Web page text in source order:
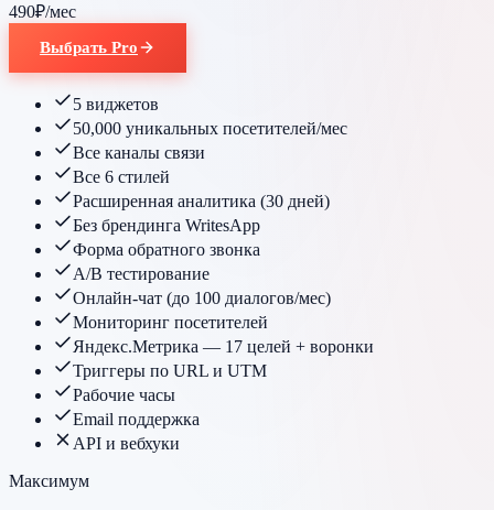
490₽/мес
Выбрать Pro
5 виджетов
50,000 уникальных посетителей/мес
Все каналы связи
Все 6 стилей
Расширенная аналитика (30 дней)
Без брендинга WritesApp
Форма обратного звонка
A/B тестирование
Онлайн-чат (до 100 диалогов/мес)
Мониторинг посетителей
Яндекс.Метрика — 17 целей + воронки
Триггеры по URL и UTM
Рабочие часы
Email поддержка
API и вебхуки
Максимум